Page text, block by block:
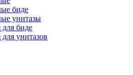
биде
унитазы
биде
унитазов